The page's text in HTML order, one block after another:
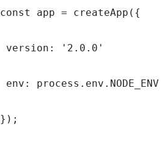
const app = createApp({
version: '2.0.0'
env:
});